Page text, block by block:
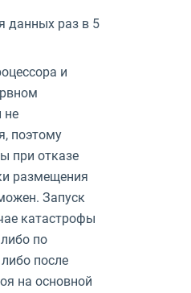
данных раз в 5
и
не
поэтому
при отказе
размещения
Запуск
катастрофы
по
после
на основной